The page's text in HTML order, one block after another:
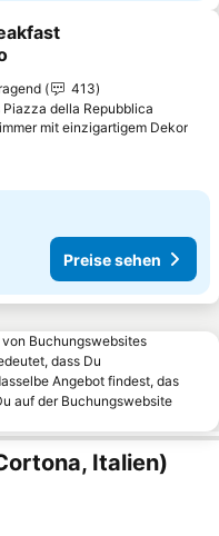
hinzufügen
413
Piazza della Repubblica
mit einzigartigem Dekor
Preise sehen
Buchungswebsites
dass Du
Angebot findest, das
auf der Buchungswebsite
Italien)